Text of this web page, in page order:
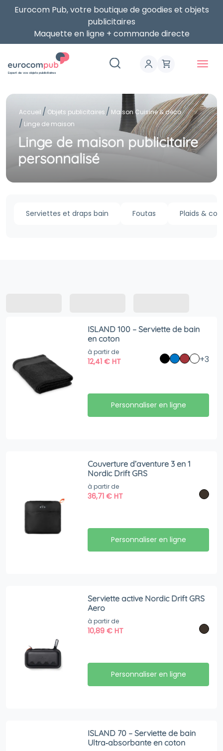
Eurocom Pub, votre boutique de goodies et objets
publicitaires
Maquette en ligne + commande directe
Expert de vos objets publicitaires
Serviettes et draps bain Foutas Plaids &
Accueil Objets publicitaires
Maison Cuisine & déco
Linge de maison
Linge de maison publicitaire
personnalisé
ISLAND 100 – Serviette de bain
en coton
à partir de
12,41€ HT +3
Personnaliser en ligne
Couverture d’aventure 3 en 1
Nordic Drift GRS
à partir de
36,71€ HT
Personnaliser en ligne
Serviette active Nordic Drift GRS
Aero
à partir de
10,89€ HT
Personnaliser en ligne
ISLAND 70 – Serviette de bain
Ultra‑absorbante en coton